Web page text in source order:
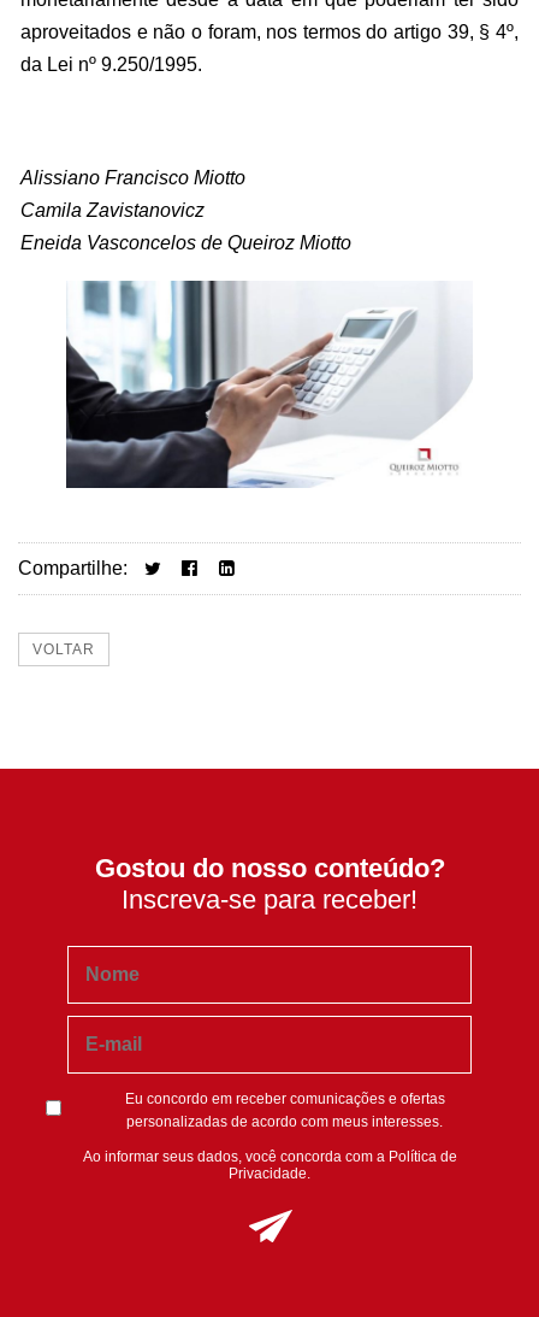
aproveitados e não o foram, nos termos do artigo 39, § 4º,
da Lei nº 9.250/1995.
Alissiano Francisco Miotto
Camila Zavistanovicz
Eneida Vasconcelos de Queiroz Miotto
Compartilhe:
VOLTAR
Gostou do nosso conteúdo?
Inscreva-se para receber!
Eu concordo em receber comunicações e ofertas
personalizadas de acordo com meus interesses.
Ao informar seus dados, você concorda com a Política de
Privacidade.